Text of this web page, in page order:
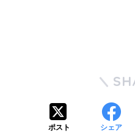
ポスト シェア